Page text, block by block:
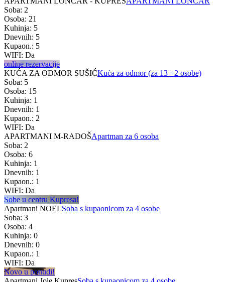
Soba: 2
Osoba: 21
Kuhinja: 5
Dnevnih: 5
Kupaon.: 5
WIFI: Da
online rezervacije
KUĆA ZA ODMOR SUŠIĆKuća za odmor (za 13 +2 osobe)
Soba: 5
Osoba: 15
Kuhinja: 1
Dnevnih: 1
Kupaon.: 2
WIFI: Da
APARTMANI M-RADOŠApartman za 6 osoba
Soba: 2
Osoba: 6
Kuhinja: 1
Dnevnih: 1
Kupaon.: 1
WIFI: Da
Sobe u centru Kupresa!
Apartmani NOELSoba s kupaonicom za 4 osobe
Soba: 3
Osoba: 4
Kuhinja: 0
Dnevnih: 0
Kupaon.: 1
WIFI: Da
Novo u ponudi!